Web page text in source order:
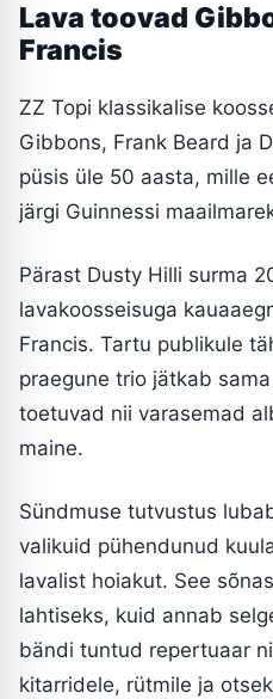
Lava toovad
Francis
ZZ Topi klassikalise
Gibbons, Frank Beard ja
püsis üle 50 aasta, mille
järgi Guinnessi
Pärast Dusty Hilli surma
lavakoosseisuga
Francis. Tartu publikule
praegune trio jätkab
toetuvad nii varasemad
maine.
Sündmuse tutvustus
valikuid pühendunud
lavalist hoiakut. See
lahtiseks, kuid annab
bändi tuntud repertuaar
kitarridele, rütmile ja